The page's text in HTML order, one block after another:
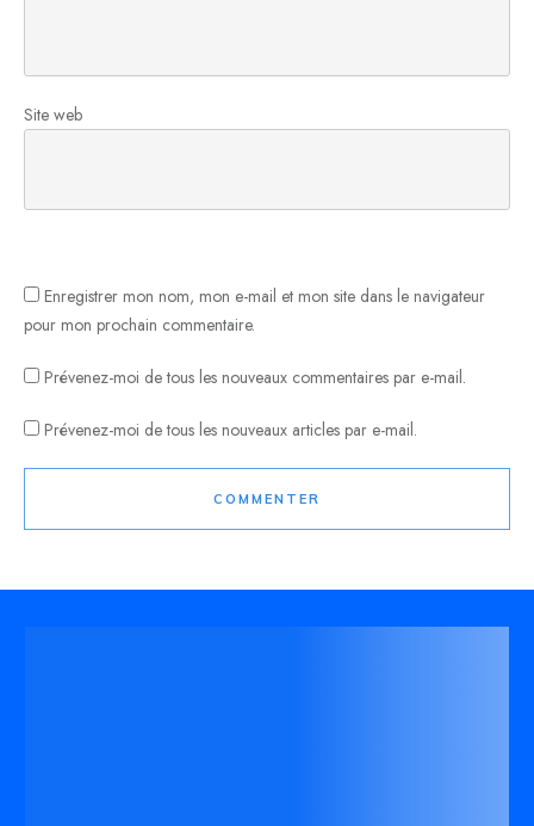
Site web
Enregistrer mon nom, mon e-mail et mon site dans le navigateur
pour mon prochain commentaire.
Prévenez-moi de tous les nouveaux commentaires par e-mail.
Prévenez-moi de tous les nouveaux articles par e-mail.
COMMENTER